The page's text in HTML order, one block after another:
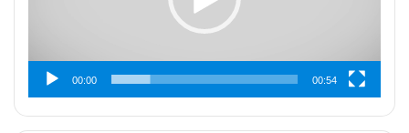
00:00 00:54